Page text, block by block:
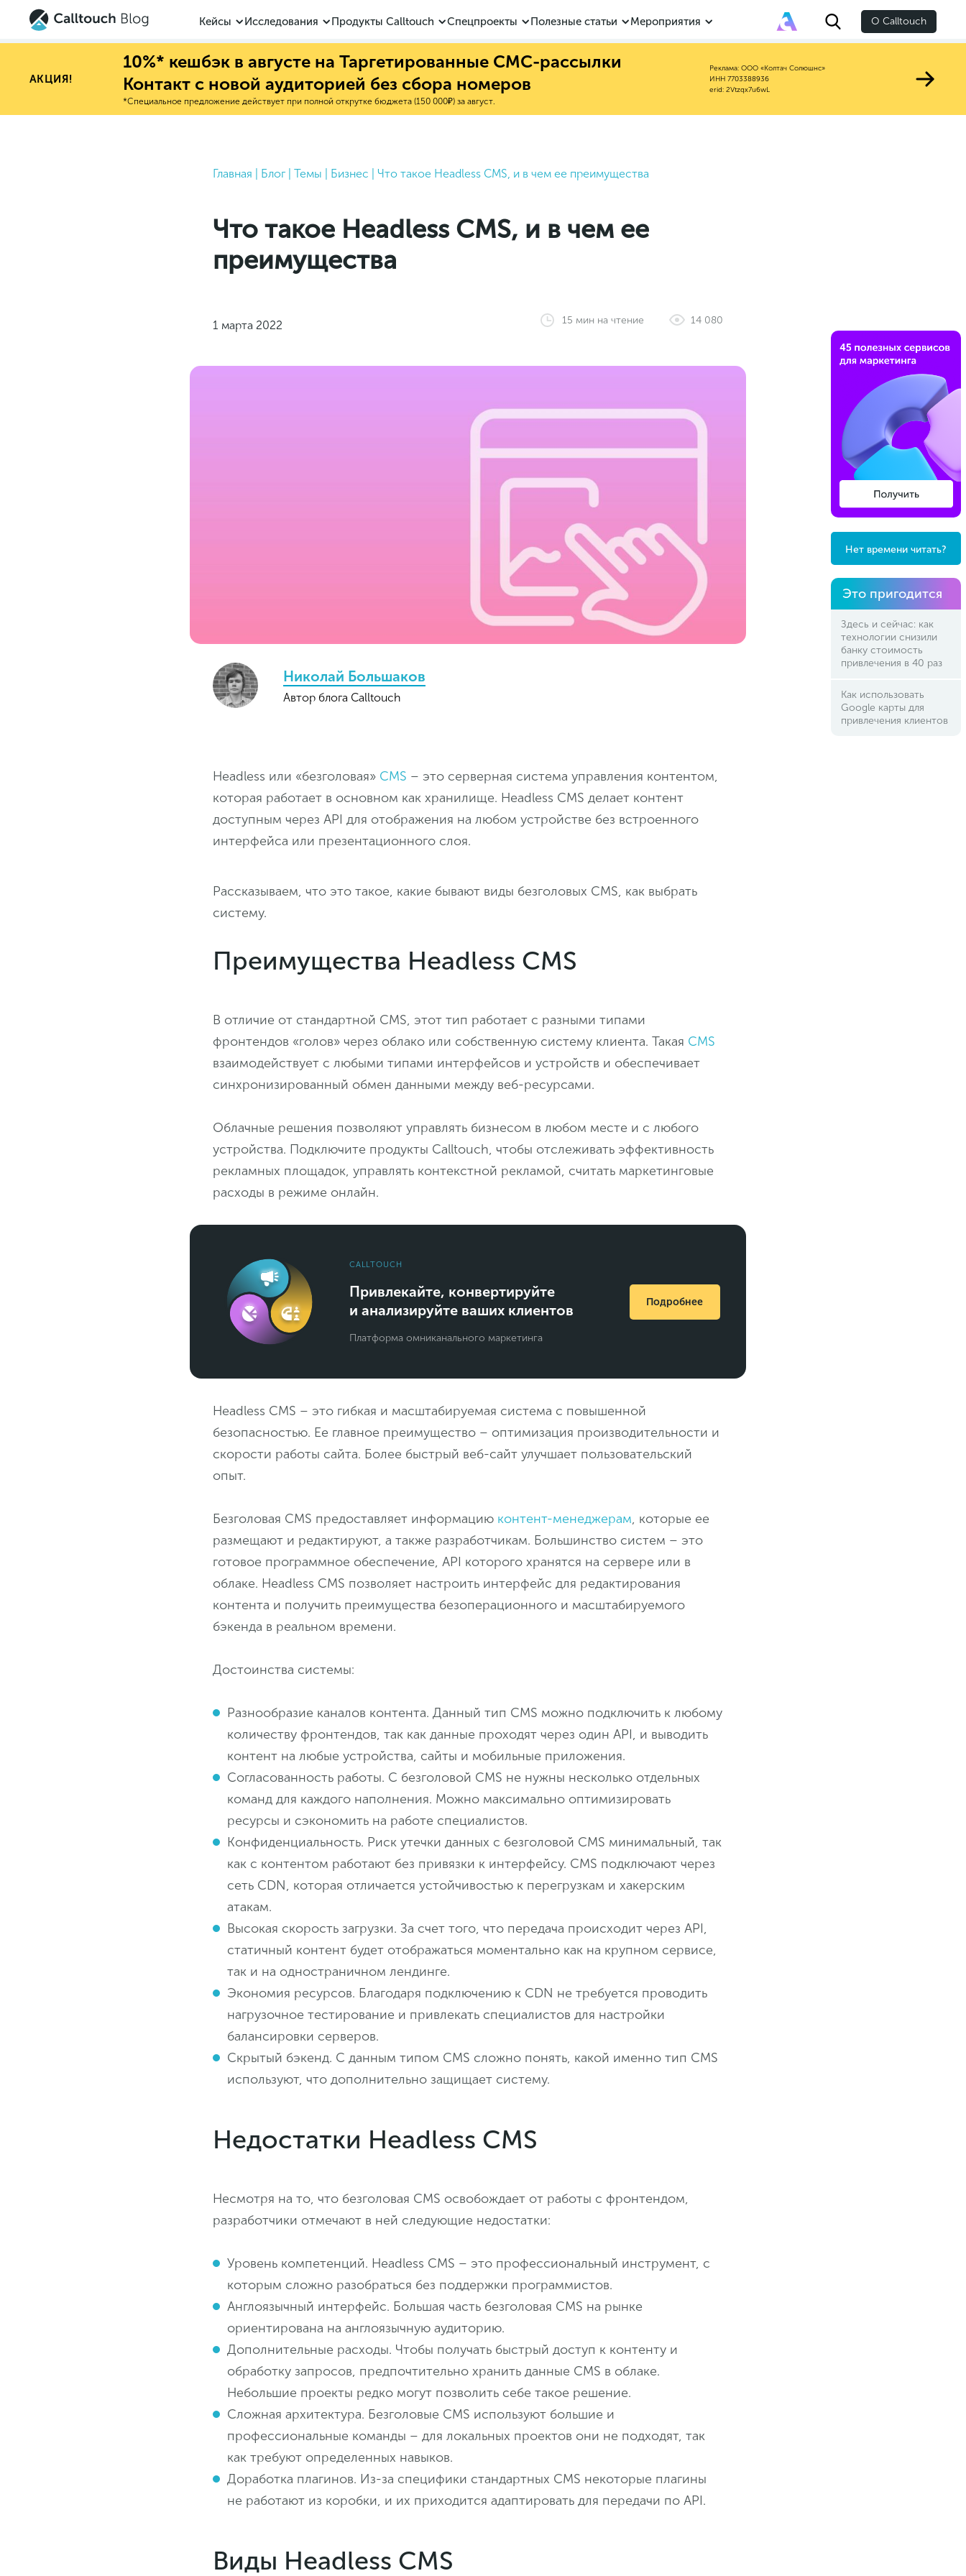
Кейсы Исследования Продукты Calltouch Спецпроекты Полезные статьи Мероприятия О Calltouch
АКЦИЯ!
10%* кешбэк в августе на Таргетированные СМС-рассылки
Контакт с новой аудиторией без сбора номеров
*Специальное предложение действует при полной открутке бюджета (150 000₽) за август.
Реклама: ООО «Колтач Солюшнс»
ИНН 7703388936
erid: 2Vtzqx7u6wL
Главная Блог| Темы Бизнес Что такое Headless CMS, и в чем ее преимущества
Что такое Headless CMS, и в чем ее
преимущества
1 марта 2022 15 мин на чтение 14 080
Николай Большаков
Автор блога Calltouch
Headless или «безголовая» CMS – это серверная система управления контентом,
которая работает в основном как хранилище. Headless CMS делает контент
доступным через API для отображения на любом устройстве без встроенного
интерфейса или презентационного слоя.
Рассказываем, что это такое, какие бывают виды безголовых CMS, как выбрать
систему.
Преимущества Headless CMS
В отличие от стандартной CMS, этот тип работает с разными типами
фронтендов «голов» через облако или собственную систему клиента. Такая CMS
взаимодействует с любыми типами интерфейсов и устройств и обеспечивает
синхронизированный обмен данными между веб-ресурсами.
Облачные решения позволяют управлять бизнесом в любом месте и с любого
устройства. Подключите продукты Calltouch, чтобы отслеживать эффективность
рекламных площадок, управлять контекстной рекламой, считать маркетинговые
расходы в режиме онлайн.
CALLTOUCH
Привлекайте, конвертируйте
и анализируйте ваших клиентов
Платформа омниканального маркетинга
Подробнее
Headless CMS – это гибкая и масштабируемая система с повышенной
безопасностью. Ее главное преимущество – оптимизация производительности и
скорости работы сайта. Более быстрый веб-сайт улучшает пользовательский
опыт.
Безголовая CMS предоставляет информацию контент-менеджерам, которые ее
размещают и редактируют, а также разработчикам. Большинство систем – это
готовое программное обеспечение, API которого хранятся на сервере или в
облаке. Headless CMS позволяет настроить интерфейс для редактирования
контента и получить преимущества безоперационного и масштабируемого
бэкенда в реальном времени.
Достоинства системы:
Разнообразие каналов контента. Данный тип CMS можно подключить к любому
количеству фронтендов, так как данные проходят через один API, и выводить
контент на любые устройства, сайты и мобильные приложения.
Согласованность работы. С безголовой CMS не нужны несколько отдельных
команд для каждого наполнения. Можно максимально оптимизировать
ресурсы и сэкономить на работе специалистов.
Конфиденциальность. Риск утечки данных с безголовой CMS минимальный, так
как c контентом работают без привязки к интерфейсу. CMS подключают через
сеть CDN, которая отличается устойчивостью к перегрузкам и хакерским
атакам.
Высокая скорость загрузки. За счет того, что передача происходит через API,
статичный контент будет отображаться моментально как на крупном сервисе,
так и на одностраничном лендинге.
Экономия ресурсов. Благодаря подключению к CDN не требуется проводить
нагрузочное тестирование и привлекать специалистов для настройки
балансировки серверов.
Скрытый бэкенд. С данным типом CMS сложно понять, какой именно тип CMS
используют, что дополнительно защищает систему.
Недостатки Headless CMS
Несмотря на то, что безголовая CMS освобождает от работы с фронтендом,
разработчики отмечают в ней следующие недостатки:
Уровень компетенций. Headless CMS – это профессиональный инструмент, с
которым сложно разобраться без поддержки программистов.
Англоязычный интерфейс. Большая часть безголовая CMS на рынке
ориентирована на англоязычную аудиторию.
Дополнительные расходы. Чтобы получать быстрый доступ к контенту и
обработку запросов, предпочтительно хранить данные CMS в облаке.
Небольшие проекты редко могут позволить себе такое решение.
Сложная архитектура. Безголовые CMS используют большие и
профессиональные команды – для локальных проектов они не подходят, так
как требуют определенных навыков.
Доработка плагинов. Из-за специфики стандартных CMS некоторые плагины
не работают из коробки, и их приходится адаптировать для передачи по API.
Виды Headless CMS
Нет времени читать?
Это пригодится
Здесь и сейчас: как
технологии снизили
банку стоимость
привлечения в 40 раз
Как использовать
Google карты для
привлечения клиентов